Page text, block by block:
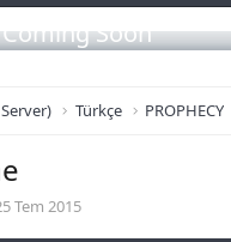
Soon
Türkçe PROPHECY
Tem 2015